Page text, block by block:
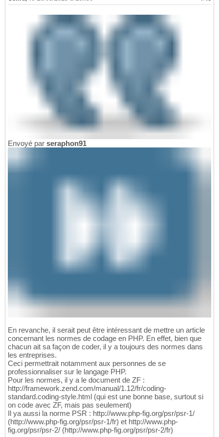
Envoyé par seraphon91
En revanche, il serait peut être intéressant de mettre un article
concernant les normes de codage en PHP. En effet, bien que
chacun ait sa façon de coder, il y a toujours des normes dans
les entreprises.
Ceci permettrait notamment aux personnes de se
professionnaliser sur le langage PHP.
Pour les normes, il y a le document de ZF :
http://framework.zend.com/manual/1.12/fr/coding-
standard.coding-style.html (qui est une bonne base, surtout si
on code avec ZF, mais pas seulement)
Il ya aussi la norme PSR : http://www.php-fig.org/psr/psr-1/
(http://www.php-fig.org/psr/psr-1/fr) et http://www.php-
fig.org/psr/psr-2/ (http://www.php-fig.org/psr/psr-2/fr)